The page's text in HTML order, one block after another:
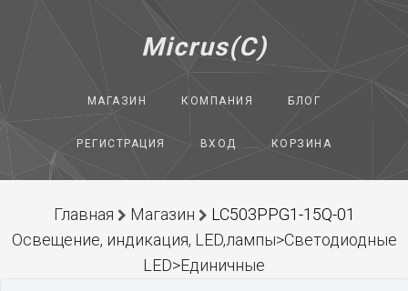
Micrus(C)
МАГАЗИН КОМПАНИЯ БЛОГ
РЕГИСТРАЦИЯ ВХОД КОРЗИНА
Главная Магазин
LC503PPG1-15Q-01
Освещение, индикация, LED,лампы>Светодиодные
LED>Единичные